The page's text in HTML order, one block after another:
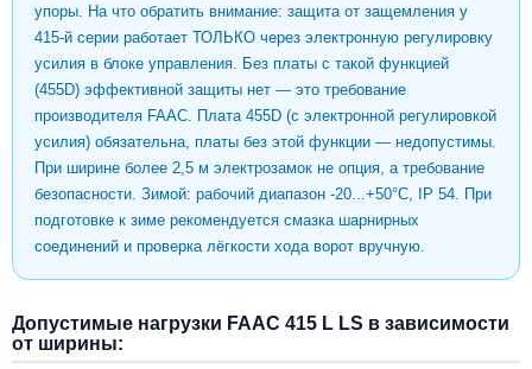
упоры. На что обратить внимание: защита от защемления у
415-й серии работает ТОЛЬКО через электронную регулировку
усилия в блоке управления. Без платы с такой функцией
(455D) эффективной защиты нет — это требование
производителя FAAC. Плата 455D (с электронной регулировкой
усилия) обязательна, платы без этой функции — недопустимы.
При ширине более 2,5 м электрозамок не опция, а требование
безопасности. Зимой: рабочий диапазон -20...+50°C, IP 54. При
подготовке к зиме рекомендуется смазка шарнирных
соединений и проверка лёгкости хода ворот вручную.
Допустимые нагрузки FAAC 415 L LS в зависимости
от ширины: